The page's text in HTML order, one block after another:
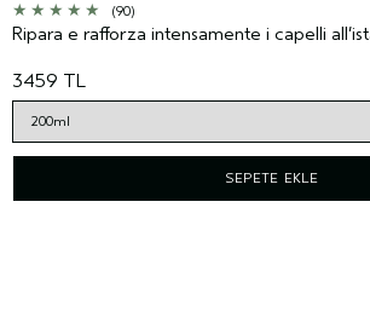
(90)
Ripara e rafforza intensamente i capelli
3459 TL
SEPETE EKLE